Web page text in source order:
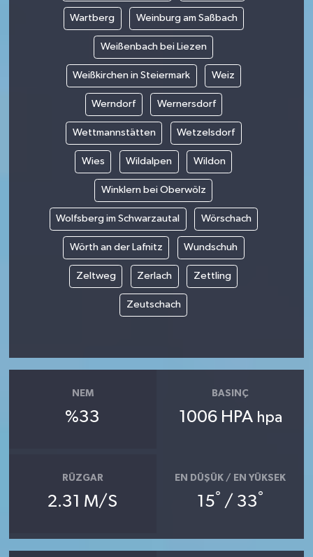
Wartberg Weinburg am Saßbach
Weißenbach bei Liezen
Weißkirchen in Steiermark Weiz
Werndorf Wernersdorf
Wettmannstätten Wetzelsdorf
Wies Wildalpen Wildon
Winklern bei Oberwölz
Wolfsberg im Schwarzautal Wörschach
Wörth an der Lafnitz Wundschuh
Zeltweg Zerlach Zettling
Zeutschach
NEM
%33
BASINÇ
1006 HPA hpa
RÜZGAR
2.31 M/S
EN DÜŞÜK / EN YÜKSEK
15° / 33°